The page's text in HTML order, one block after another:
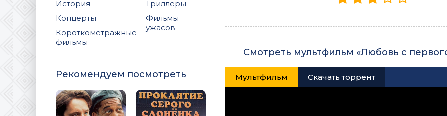
История
Концерты
Короткометражные
фильмы
Триллеры
Фильмы
ужасов
Рекомендуем посмотреть
Смотреть мультфильм «Любовь с
Мультфильм Скачать торрент